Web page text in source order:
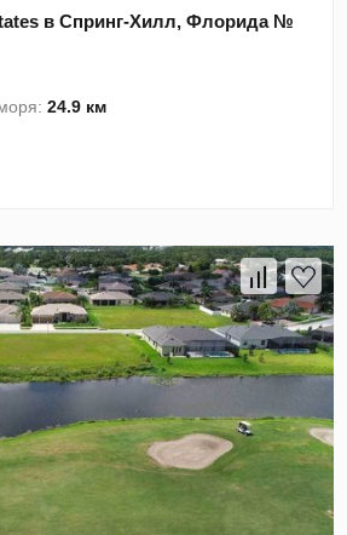
в Спринг-Хилл, Флорида №
24.9 км